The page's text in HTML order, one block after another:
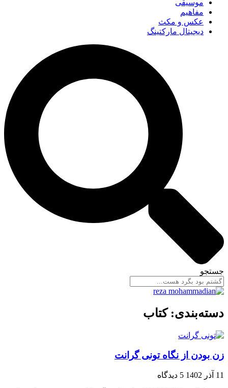
موسیقی
مفاهیم
عکس و مکث
دیجیتال مارکتینگ
جستجو
دسته‌بندی: کتاب
زن بودن از نگاه تونی گرانت
11 آذر 1402 5 دیدگاه